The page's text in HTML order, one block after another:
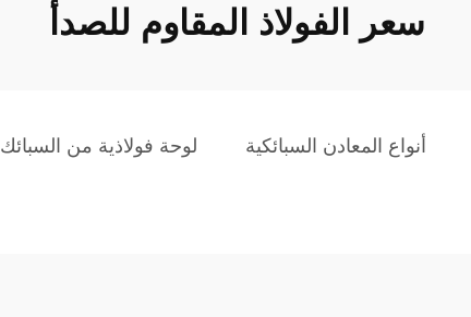
سعر الفولاذ المقاوم للصدأ
أنواع المعادن السبائكية لوحة فولاذية من السبائك